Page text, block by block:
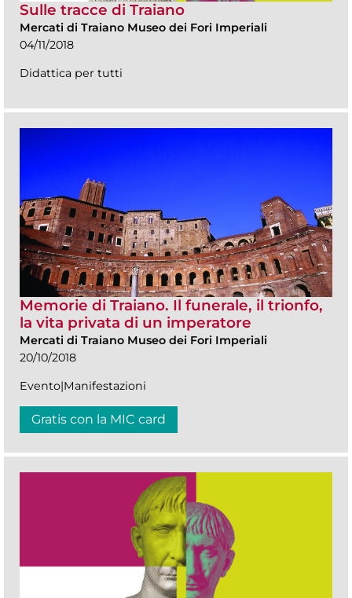
Sulle tracce di Traiano
Mercati di Traiano Museo dei Fori Imperiali
04/11/2018
Didattica per tutti
Memorie di Traiano. Il funerale, il trionfo,
la vita privata di un imperatore
Mercati di Traiano Museo dei Fori Imperiali
20/10/2018
Evento|Manifestazioni
Gratis con la MIC card